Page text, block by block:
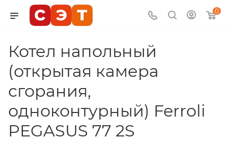
0
Котел напольный
(открытая камера
сгорания,
одноконтурный) Ferroli
PEGASUS 77 2S